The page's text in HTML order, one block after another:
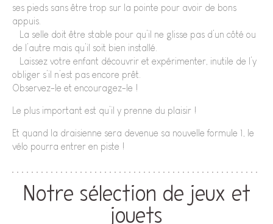
ses pieds sans être trop sur la pointe pour avoir de bons
appuis.
• La selle doit être stable pour qu’il ne glisse pas d’un côté ou
de l’autre mais qu’il soit bien installé.
• Laissez votre enfant découvrir et expérimenter, inutile de l’y
obliger s’il n’est pas encore prêt.
Observez-le et encouragez-le !
Le plus important est qu’il y prenne du plaisir !
Et quand la draisienne sera devenue sa nouvelle formule 1, le
vélo pourra entrer en piste !
Notre sélection de jeux et
jouets